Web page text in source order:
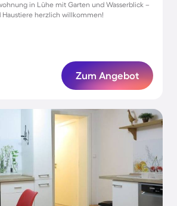
in Lühe mit Garten und Wasserblick –
Haustiere herzlich willkommen!
Zum Angebot